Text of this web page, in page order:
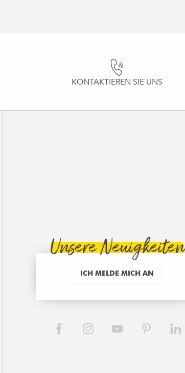
KONTAKTIEREN SIE UNS
Unsere Neuigkeiten
ICH MELDE MICH AN